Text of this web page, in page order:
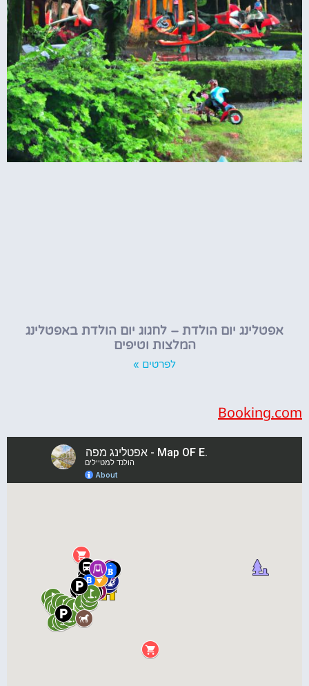
אפטלינג יום הולדת – לחגוג יום הולדת באפטלינג
המלצות וטיפים
לפרטים »
Booking.com